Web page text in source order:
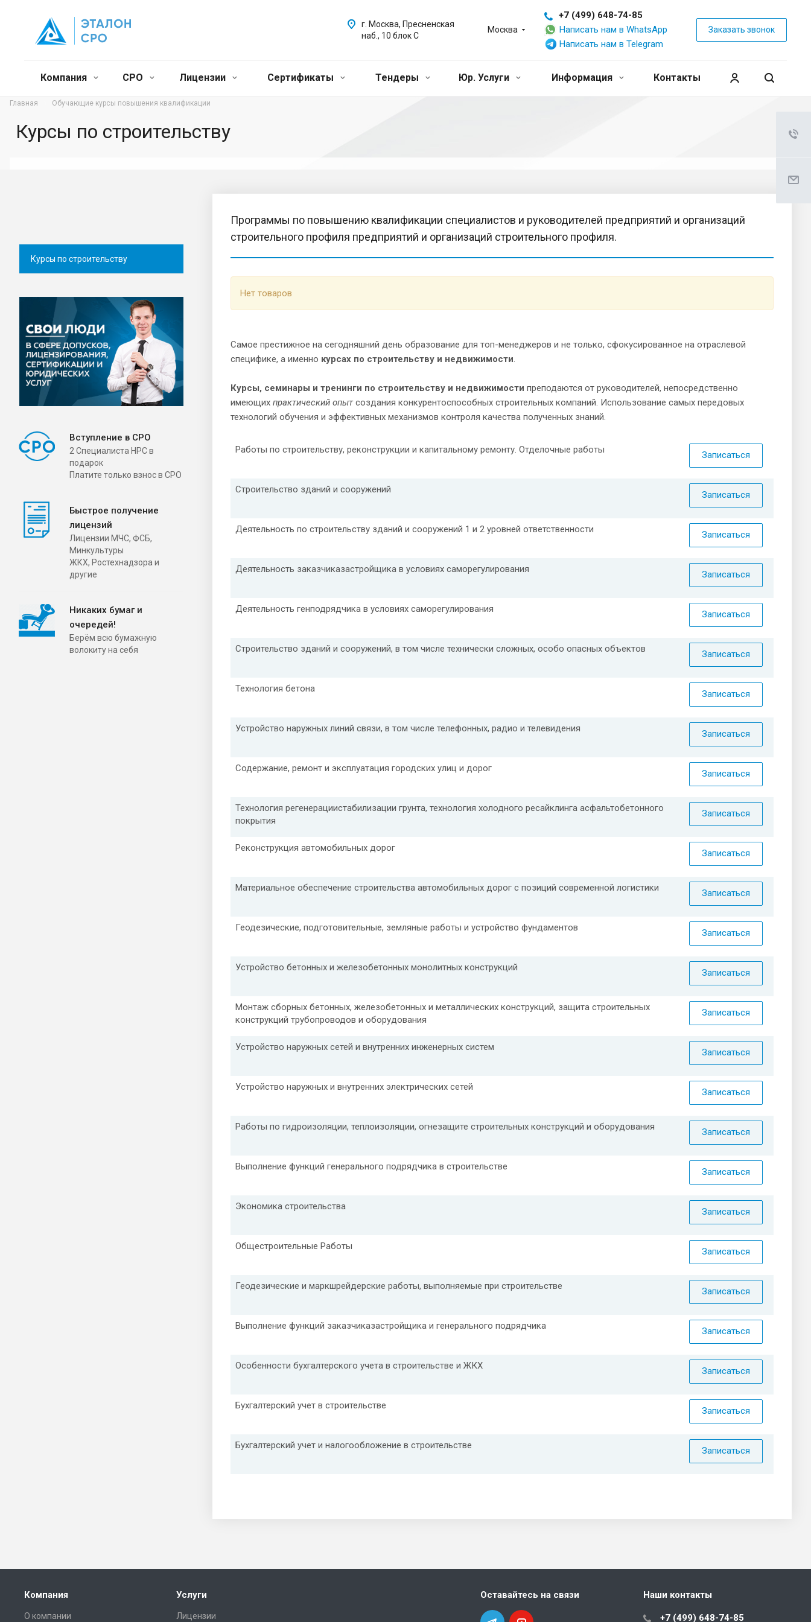
Москва
+7 (499) 648-74-85
Написать нам в WhatsApp
Написать нам в Telegram
Заказать звонок
г. Москва, Пресненская
наб., 10 блок С
Компания СРО Лицензии Сертификаты Тендеры Юр. Услуги Информация Контакты
Главная Обучающие курсы повышения квалификации
Курсы по строительству
Программы по повышению квалификации специалистов и руководителей предприятий и организаций
строительного профиля предприятий и организаций строительного профиля.
Нет товаров
Самое престижное на сегодняшний день образование для топ-менеджеров и не только, сфокусированное на отраслевой
специфике, а именно курсах по строительству и недвижимости.
Курсы, семинары и тренинги по строительству и недвижимости преподаются от руководителей, непосредственно
имеющих практический опытсоздания конкурен­тоспособных строительных компаний. Использование самых передовых
технологий обучения и эффективных механизмов контроля качества полученных знаний.
Работы по строительству, реконструкции и капитальному ремонту. Отделочные работы Записаться
Строительство зданий и сооружений Записаться
Деятельность по строительству зданий и сооружений 1 и 2 уровней ответственности Записаться
Деятельность заказчиказастройщика в условиях саморегулирования Записаться
Деятельность генподрядчика в условиях саморегулирования Записаться
Строительство зданий и сооружений, в том числе технически сложных, особо опасных объектов Записаться
Технология бетона Записаться
Устройство наружных линий связи, в том числе телефонных, радио и телевидения Записаться
Содержание, ремонт и эксплуатация городских улиц и дорог Записаться
Технология регенерациистабилизации грунта, технология холодного ресайклинга асфальтобетонного
покрытия
Записаться
Реконструкция автомобильных дорог Записаться
Материальное обеспечение строительства автомобильных дорог с позиций современной логистики Записаться
Геодезические, подготовительные, земляные работы и устройство фундаментов Записаться
Устройство бетонных и железобетонных монолитных конструкций Записаться
Монтаж сборных бетонных, железобетонных и металлических конструкций, защита строительных
конструкций трубопроводов и оборудования
Записаться
Устройство наружных сетей и внутренних инженерных систем Записаться
Устройство наружных и внутренних электрических сетей Записаться
Работы по гидроизоляции, теплоизоляции, огнезащите строительных конструкций и оборудования Записаться
Выполнение функций генерального подрядчика в строительстве Записаться
Экономика строительства Записаться
Общестроительные Работы Записаться
Геодезические и маркшрейдерские работы, выполняемые при строительстве Записаться
Выполнение функций заказчиказастройщика и генерального подрядчика Записаться
Особенности бухгалтерского учета в строительстве и ЖКХ Записаться
Бухгалтерский учет в строительстве Записаться
Бухгалтерский учет и налогообложение в строительстве Записаться
Курсы по строительству
Вступление в СРО
2 Специалиста НРС в
подарок
Платите только взнос в СРО
Быстрое получение
лицензий
Лицензии МЧС, ФСБ,
Минкультуры
ЖКХ, Ростехнадзора и
другие
Никаких бумаг и
очередей!
Берём всю бумажную
волокиту на себя
Компания
О компании
Услуги
Лицензии
Оставайтесь на связи Наши контакты
+7 (499) 648-74-85